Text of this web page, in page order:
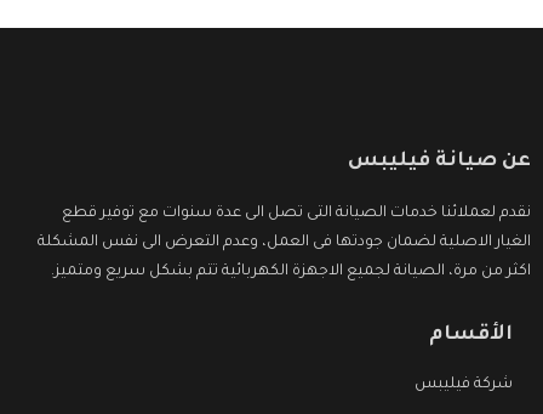
عن صيانة فيليبس
نقدم لعملائنا خدمات الصيانة التى تصل الى عدة سنوات مع توفير قطع
الغيار الاصلية لضمان جودتها فى العمل، وعدم التعرض الى نفس المشكلة
اكثر من مرة، الصيانة لجميع الاجهزة الكهربائية تتم بشكل سريع ومتميز.
الأقسام
شركة فيليبس